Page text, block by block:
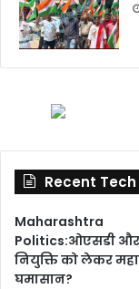
Recent Tech
Maharashtra
Politics:ओएसडी और
नियुक्ति को लेकर
घमासान?